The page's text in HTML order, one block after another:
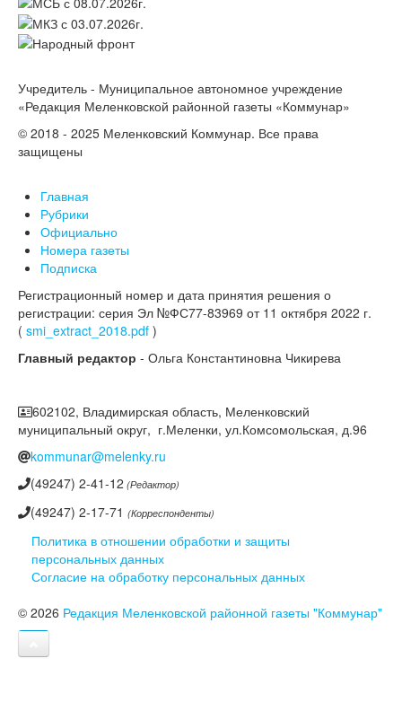
Учредитель - Муниципальное автономное учреждение
«Редакция Меленковской районной газеты «Коммунар»
© 2018 - 2025 Меленковский Коммунар. Все права
защищены
Главная
Рубрики
Официально
Номера газеты
Подписка
Регистрационный номер и дата принятия решения о
регистрации: серия Эл №ФС77-83969 от 11 октября 2022 г.
( smi_extract_2018.pdf )
Главный редактор - Ольга Константиновна Чикирева
602102, Владимирская область, Меленковский
муниципальный округ, г.Меленки, ул.Комсомольская, д.96
kommunar@melenky.ru
(49247) 2-41-12 (Редактор)
(49247) 2-17-71 (Корреспонденты)
Политика в отношении обработки и защиты
персональных данных
Согласие на обработку персональных данных
© 2026 Редакция Меленковской районной газеты "Коммунар"